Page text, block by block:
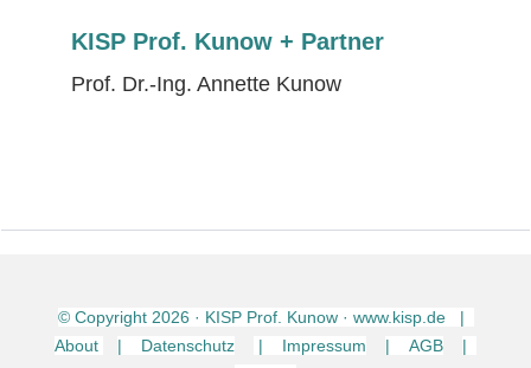
KISP Prof. Kunow + Partner
Prof. Dr.-Ing. Annette Kunow
© Copyright 2026 · KISP Prof. Kunow · www.kisp.de |
About
| Datenschutz | Impressum | AGB
|